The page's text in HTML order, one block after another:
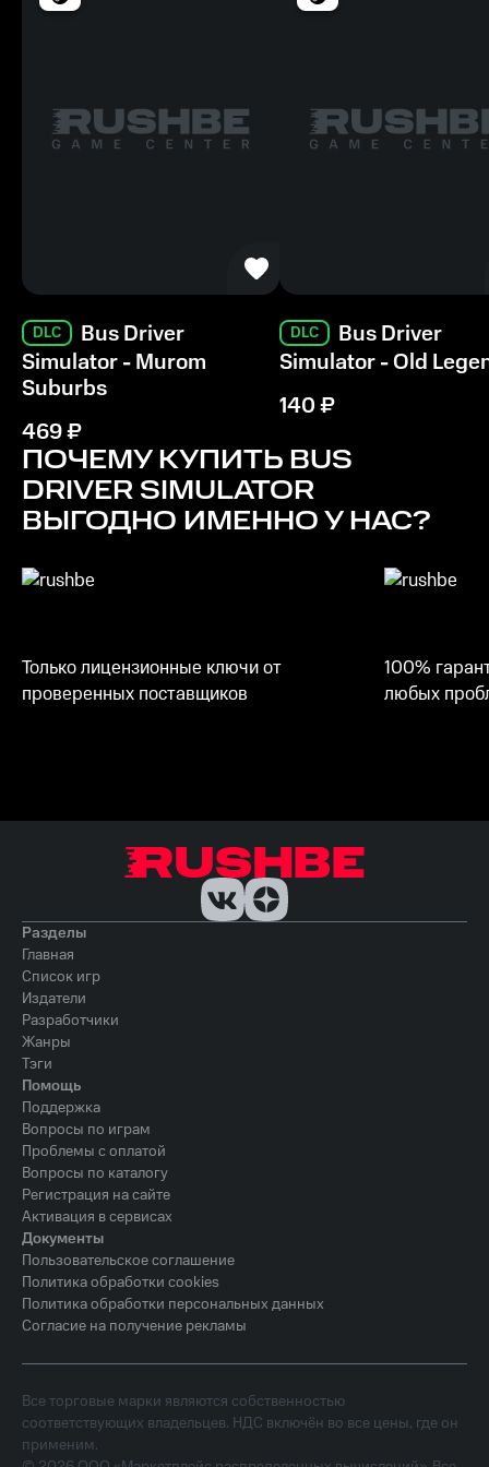
DLC
Bus Driver
Simulator - Murom
Suburbs
469₽
DLC
Bus Driver
Simulator - Old
140₽
ПОЧЕМУ КУПИТЬ BUS
DRIVER SIMULATOR
ВЫГОДНО ИМЕННО У НАС?
Только лицензионные ключи от
проверенных поставщиков
100%
любых
Разделы
Главная
Список игр
Издатели
Разработчики
Жанры
Тэги
Помощь
Поддержка
Вопросы по играм
Проблемы с оплатой
Вопросы по каталогу
Регистрация на сайте
Активация в сервисах
Документы
Пользовательское соглашение
Политика обработки cookies
Политика обработки персональных данных
Согласие на получение рекламы
Все торговые марки являются собственностью
соответствующих владельцев. НДС включён во все цены, где он
применим.